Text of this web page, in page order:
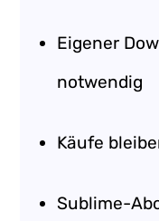
Eigener
notwendig
Käufe
Sublime-